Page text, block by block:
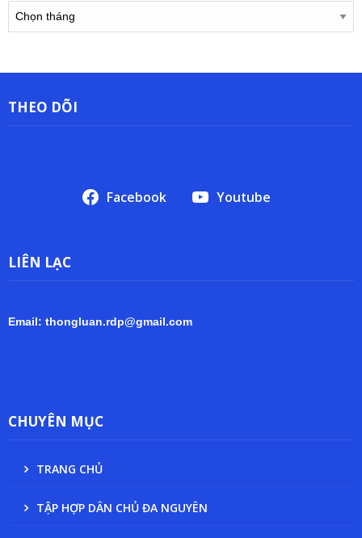
Lưu
THEO DÕI
Facebook Youtube
LIÊN LẠC
Email: thongluan.rdp@gmail.com
CHUYÊN MỤC
TRANG CHỦ
TẬP HỢP DÂN CHỦ ĐA NGUYÊN